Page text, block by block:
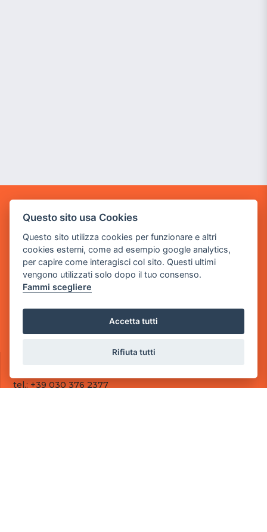
POWER GAME SRL
Sede Legale
via Villaggio dei Platani, 3
- 25014 Castenedolo, Brescia
Sede Operativa
Partita iva 03308130982
Cod. SDI: RMRCWXR
tel.: +39 030 376 2377
Questo sito usa Cookies
Questo sito utilizza cookies per funzionare e altri
cookies esterni, come ad esempio google analytics,
per capire come interagisci col sito. Questi ultimi
vengono utilizzati solo dopo il tuo consenso.
Fammi scegliere
Accetta tutti
Rifiuta tutti